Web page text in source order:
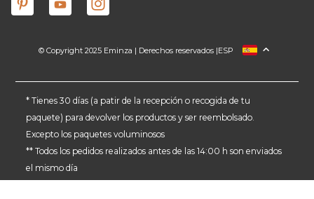
© Copyright 2025 Eminza | Derechos reservados |
FRANCIA
ALEMANIA
PAÍSES BAJOS
ESP
* Tienes 30 días (a patir de la recepción o recogida de tu
paquete) para devolver los productos y ser reembolsado.
Excepto los paquetes voluminosos
** Todos los pedidos realizados antes de las 14:00 h son enviados
el mismo día